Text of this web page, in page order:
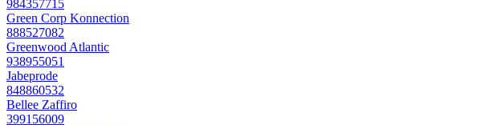
984357715
Green Corp Konnection
888527082
Greenwood Atlantic
938955051
Jabeprode
848860532
Bellee Zaffiro
399156009